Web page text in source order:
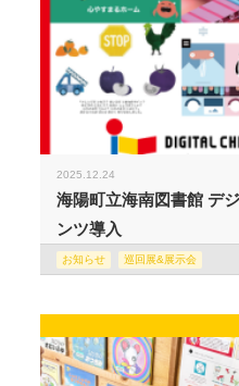
2025.12.24
海陽町立海南図書館 デ
ンツ導入
お知らせ 巡回展&展示会